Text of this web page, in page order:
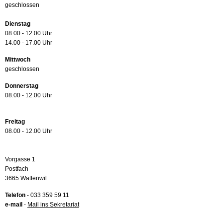
geschlossen
Dienstag
08.00 - 12.00 Uhr
14.00 - 17.00 Uhr
Mittwoch
geschlossen
Donnerstag
08.00 - 12.00 Uhr
Freitag
08.00 - 12.00 Uhr
Vorgasse 1
Postfach
3665 Wattenwil
Telefon - 033 359 59 11
e-mail - Mail ins Sekretariat